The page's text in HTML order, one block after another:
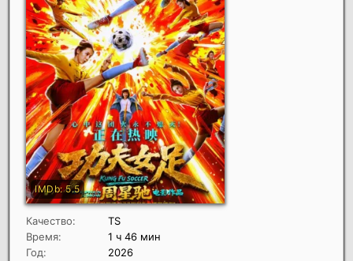
Качество:
TS
Время:
1 ч 46 мин
Год:
2026